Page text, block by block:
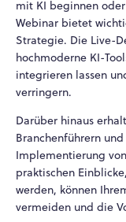
mit KI beginnen
Webinar bietet
Strategie. Die Live-
hochmoderne KI-
integrieren lassen
verringern.
Darüber hinaus
Branchenführern
Implementierung
praktischen
werden, können
vermeiden und die